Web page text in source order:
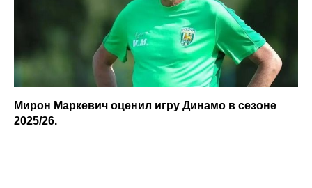
Мирон Маркевич оценил игру Динамо в сезоне
2025/26.